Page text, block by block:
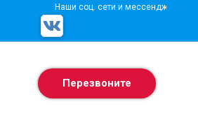
Наши соц. сети и мессенджеры
Перезвоните